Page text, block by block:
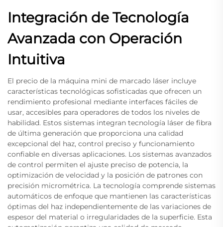
Integración de Tecnología
Avanzada con Operación
Intuitiva
El precio de la máquina mini de marcado láser incluye
características tecnológicas sofisticadas que ofrecen un
rendimiento profesional mediante interfaces fáciles de
usar, accesibles para operadores de todos los niveles de
habilidad. Estos sistemas integran tecnología láser de fibra
de última generación que proporciona una calidad
excepcional del haz, control preciso y funcionamiento
confiable en diversas aplicaciones. Los sistemas avanzados
de control permiten el ajuste preciso de potencia, la
optimización de velocidad y la posición de patrones con
precisión micrométrica. La tecnología comprende sistemas
automáticos de enfoque que mantienen las características
óptimas del haz independientemente de las variaciones de
espesor del material o irregularidades de la superficie. Esta